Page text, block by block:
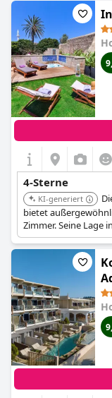
Detail schaffen ein
4-Sterne
KI-generiert
bietet
Zimmer. Seine Lage
lokalen
Liebe zum Detail
und komfortablen